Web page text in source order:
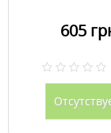
605